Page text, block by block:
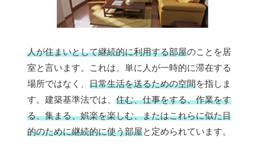
人が住まいとして継続的に利用する部屋のことを居
室と言います。これは、単に人が一時的に滞在する
場所ではなく、 日常生活を送るための空間を指しま
す。建築基準法では、 住む、仕事をする、作業をす
る、集まる、娯楽を楽しむ、またはこれらに似た目
的のために継続的に使う部屋と定められています。